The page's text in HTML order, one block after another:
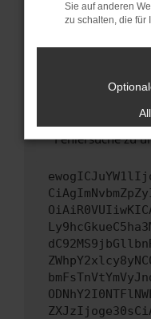
führen, dass
unterstützt
Wende dich an
Wenn du alle
hast,
uns diesen Text
Fehlersuche zu
Sie auf anderen
zu schalten, die für